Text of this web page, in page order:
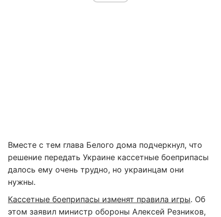
Вместе с тем глава Белого дома подчеркнул, что
решение передать Украине кассетные боеприпасы
далось ему очень трудно, но украинцам они
нужны.
Кассетные боеприпасы изменят правила игры. Об
этом заявил министр обороны Алексей Резников,